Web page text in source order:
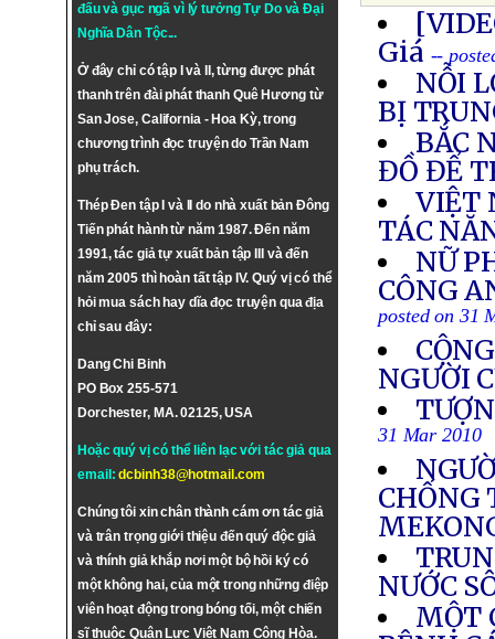
đấu và gục ngã vì lý tưởngTự DovàĐại
Nghĩa Dân Tộc...
Ở đây chỉ có tập I và II, từng được phát
thanh trên đài phát thanh Quê Hương từ
San Jose, California - Hoa Kỳ, trong
chương trình đọc truyện do Trần Nam
phụ trách.
Thép Đen tập I và II do nhà xuất bản Đông
Tiến phát hành từ năm 1987. Đến năm
1991, tác giả tự xuất bản tập III và đến
năm 2005 thì hoàn tất tập IV. Quý vị có thể
hỏi mua sách hay dĩa đọc truyện qua địa
chỉ sau đây:
Dang Chi Binh
PO Box 255-571
Dorchester, MA. 02125, USA
Hoặc quý vị có thể liên lạc với tác giả qua
email:dcbinh38@hotmail.com
Chúng tôi xin chân thành cám ơn tác giả
và trân trọng giới thiệu đến quý độc giả
và thính giả khắp nơi một bộ hồi ký có
một không hai, của một trong những điệp
viên hoạt động trong bóng tối, một chiến
sĩ thuộc Quân Lực Việt Nam Cộng Hòa.
Giá --
NỖI
BỊ
BẮC
ĐỒ ĐỂ
VIỆT
TÁC
NỮ
CÔNG
posted on 31
NGƯỜI
31 Mar 2010
CHỐNG
NƯỚC
MỘT